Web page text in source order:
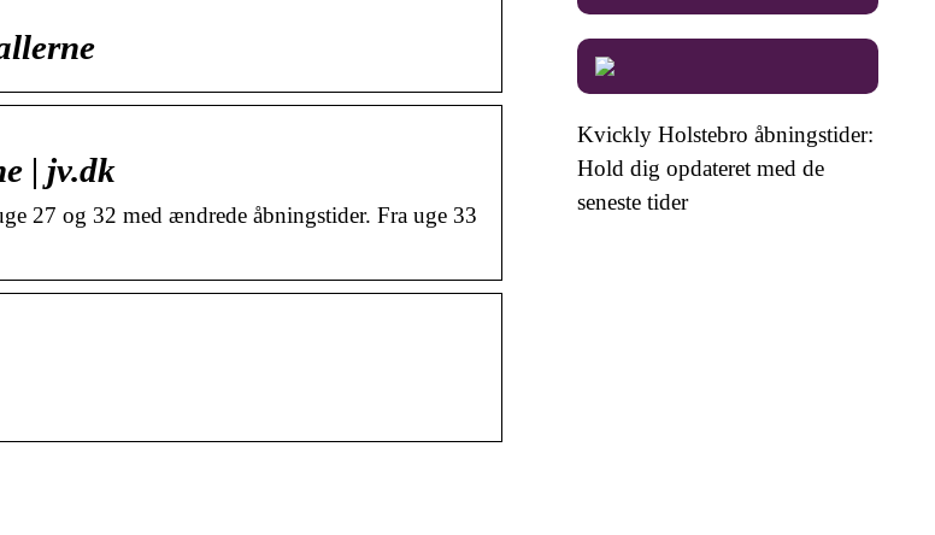
| jv.dk
27 og 32 med ændrede åbningstider. Fra uge 33
Kvickly Holstebro åbningstider:
Hold dig opdateret med de
seneste tider